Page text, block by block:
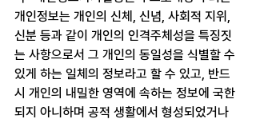
개인정보는 개인의 신체, 신념, 사회적 지위,
신분 등과 같이 개인의 인격주체성을 특징짓
는 사항으로서 그 개인의 동일성을 식별할 수
있게 하는 일체의 정보라고 할 수 있고, 반드
시 개인의 내밀한 영역에 속하는 정보에 국한
되지 아니하며 공적 생활에서 형성되었거나